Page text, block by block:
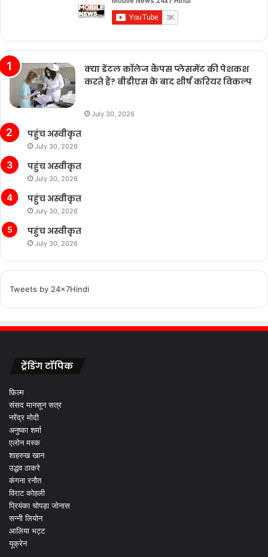
क्या डेंटल कॉलेज कैंपस प्लेसमेंट की पेशकश
करते हैं? बीडीएस के बाद शीर्ष करियर विकल्प
July 30, 2026
पहुंच अस्वीकृत
July 30, 2026
पहुंच अस्वीकृत
July 30, 2026
पहुंच अस्वीकृत
July 30, 2026
पहुंच अस्वीकृत
July 30, 2026
Tweets by 24x7Hindi
ट्रेंडिंग टॉपिक
फ़िल्म
संसद मानसून सत्र
नरेंद्र मोदी
अनुष्का शर्मा
एलोन मस्क
शाहरुख खान
उद्धव ठाकरे
कंगना रनौत
विराट कोहली
प्रियंका चोपड़ा जोनास
सन्नी लियोन
आलिया भट्ट
यूक्रेन